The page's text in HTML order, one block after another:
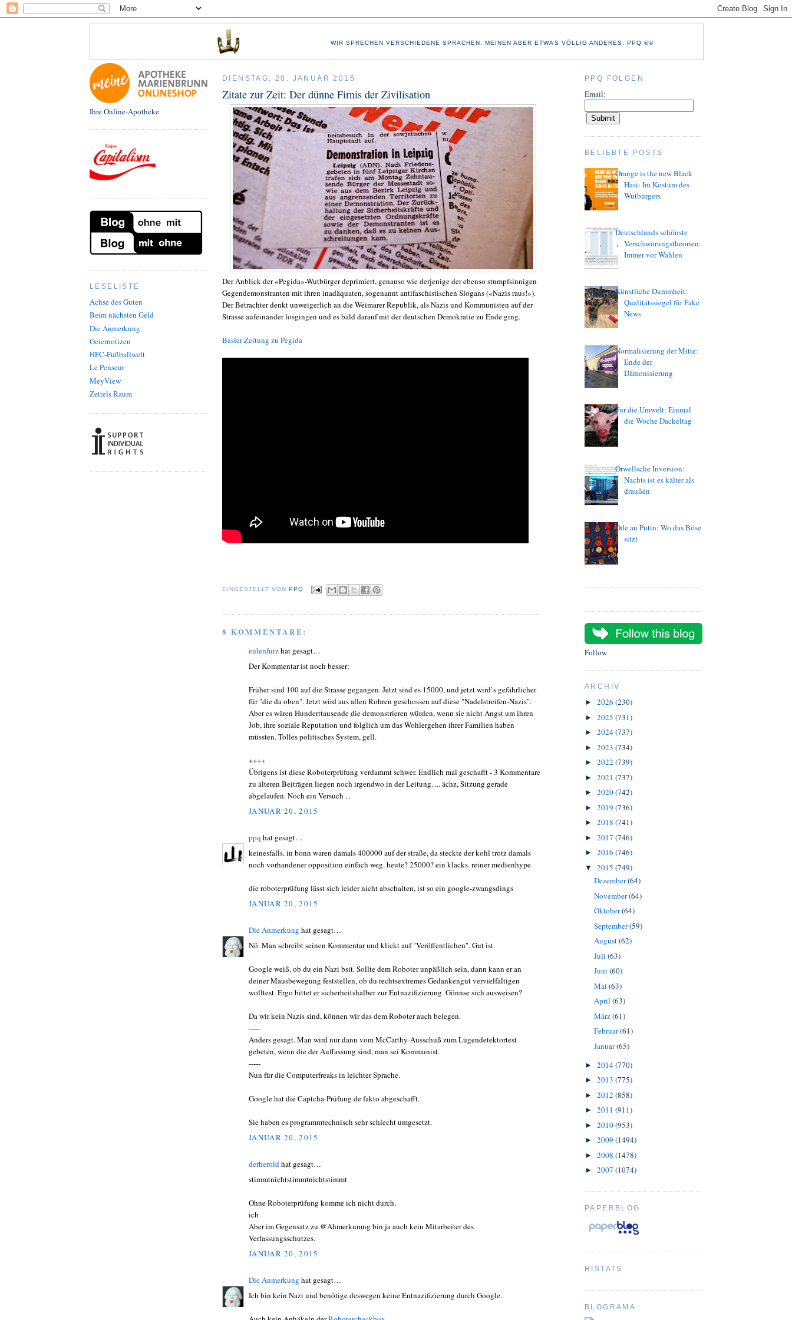
WIR SPRECHEN VERSCHIEDENE SPRACHEN. MEINEN ABER ETWAS VÖLLIG ANDERES. PPQ ®©
Ihre Online-Apotheke
LESELISTE
Achse des Guten
Beim nächsten Geld
Die Anmerkung
Geiernotizen
HFC-Fußballwelt
Le Penseur
MeyView
Zettels Raum
DIENSTAG, 20. JANUAR 2015
Zitate zur Zeit: Der dünne Firnis der Zivilisation
Der Anblick der «Pegida»-Wutbürger deprimiert, genauso wie derjenige der ebenso stumpfsinnigen
Gegendemonstranten mit ihren inadäquaten, sogenannt antifaschistischen Slogans («Nazis raus!»).
Der Betrachter denkt unweigerlich an die Weimarer Republik, als Nazis und Kommunisten auf der
Strasse aufeinander losgingen und es bald darauf mit der deutschen Demokratie zu Ende ging.
Basler Zeitung zu Pegida
EINGESTELLT VON PPQ
8 KOMMENTARE:
eulenfurzhat gesagt…
Der Kommentar ist noch besser:
Früher sind 100 auf die Strasse gegangen. Jetzt sind es 15000, und jetzt wird`s gefährlicher
für "die da oben". Jetzt wird aus allen Rohren geschossen auf diese "Nadelstreifen-Nazis".
Aber es wären Hunderttausende die demonstrieren würden, wenn sie nicht Angst um ihren
Job, ihre soziale Reputation und folglich um das Wohlergehen ihrer Familien haben
müssten. Tolles politisches System, gell.
++++
Übrigens ist diese Roboterprüfung verdammt schwer. Endlich mal geschafft - 3 Kommentare
zu älteren Beiträgen liegen noch irgendwo in der Leitung. ... ächz, Sitzung gerade
abgelaufen. Noch ein Versuch ...
JANUAR 20, 2015
ppq hat gesagt…
keinesfalls. in bonn waren damals 400000 auf der straße, da steckte der kohl trotz damals
noch vorhandener opposition einfach weg. heute? 25000? ein klacks. reiner medienhype
die roboterprüfung lässt sich leider nicht abschalten, ist so ein google-zwangsdings
JANUAR 20, 2015
Die Anmerkung hat gesagt…
Nö. Man schreibt seinen Kommentar und klickt auf "Veröffentlichen". Gut ist.
Google weiß, ob du ein Nazi bsit. Sollte dem Roboter unpäßlich sein, dann kann er an
deiner Mausbewegung feststellen, ob du rechtsextremes Gedankengut vervielfältigen
wolltest. Ergo bittet er sicherheitshalber zur Entnazifizierung. Gönnse sich ausweisen?
Da wir kein Nazis sind, können wir das dem Roboter auch belegen.
-----
Anders gesagt. Man wird nur dann vom McCarthy-Ausschuß zum Lügendetektortest
gebeten, wenn die der Auffassung sind, man sei Kommunist.
-----
Nun für die Computerfreaks in leichter Sprache.
Google hat die Captcha-Prüfung de fakto abgeschafft.
Sie haben es programmtechnisch sehr schlecht umgesetzt.
JANUAR 20, 2015
derheroldhat gesagt…
stimmtnichtstimmtnichtstimmt
Ohne Roboterprüfung komme ich nicht durch.
ich
Aber im Gegensatz zu @Ahmerkumng bin ja auch kein Mitarbeiter des
Verfassungsschutzes.
JANUAR 20, 2015
Die Anmerkung hat gesagt…
Ich bin kein Nazi und benötige deswegen keine Entnazifizierung durch Google.
PPQ FOLGEN
Email:
BELIEBTE POSTS
Orange is the new Black
Hasi: Im Kostüm des
Wutbürgers
Deutschlands schönste
Verschwörungstheorien:
Immer vor Wahlen
Künstliche Dummheit:
Qualitätssiegel für Fake
News
Normalisierung der Mitte:
Ende der
Dämonisierung
Für die Umwelt: Einmal
die Woche Dackeltag
Orwellsche Inversion:
Nachts ist es kälter als
draußen
Ode an Putin: Wo das Böse
sitzt
Follow
ARCHIV
► 2026 (230)
► 2025 (731)
► 2024(737)
► 2023 (734)
► 2022 (739)
► 2021 (737)
► 2020(742)
► 2019 (736)
► 2018 (741)
► 2017 (746)
► 2016 (746)
▼ 2015 (749)
Dezember(64)
November(64)
Oktober(64)
September(59)
August(62)
Juli (63)
Juni (60)
Mai (63)
April (63)
März(61)
Februar(61)
Januar(65)
► 2014(770)
► 2013 (775)
► 2012 (858)
► 2011 (911)
► 2010(953)
► 2009 (1494)
► 2008 (1478)
► 2007 (1074)
PAPERBLOG
HISTATS
BLOGRAMA